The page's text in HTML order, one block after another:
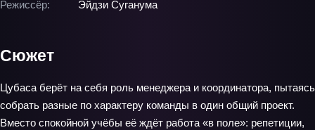
Режиссёр: Эйдзи Суганума
Сюжет
Цубаса берёт на себя роль менеджера и координатора, пытаясь
собрать разные по характеру команды в один общий проект.
Вместо спокойной учёбы её ждёт работа «в поле»: репетиции,